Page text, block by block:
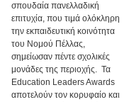
σπουδαία πανελλαδική
επιτυχία, που τιμά ολόκληρη
την εκπαιδευτική κοινότητα
του Νομού Πέλλας,
σημείωσαν πέντε σχολικές
μονάδες της περιοχής. Τα
Education Leaders Awards
αποτελούν τον κορυφαίο και